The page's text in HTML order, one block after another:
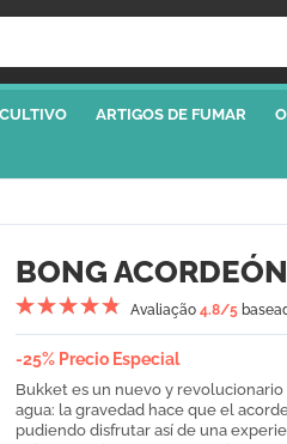
ARTIGOS DE FUMAR
BONG
Avaliação 4.8/5
-25% Precio Especial
Bukket es un nuevo y
agua: la gravedad hace que el
pudiendo disfrutar así de una